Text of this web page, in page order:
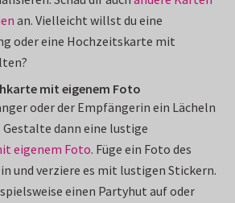
an. Vielleicht willst du eine
oder eine Hochzeitskarte mit
mit eigenem Foto
oder der Empfängerin ein Lächeln
Gestalte dann eine lustige
eigenem Foto. Füge ein Foto des
und verziere es mit lustigen Stickern.
einen Partyhut auf oder